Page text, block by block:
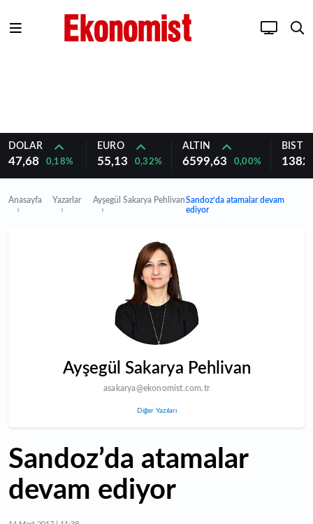
DOLAR
47,68 0,18%
EURO
55,13 0,32%
ALTIN
6599,63 0,00%
BIST
Anasayfa Yazarlar Ayşegül Sakarya PehlivanSandoz’da atamalar devam
ediyor
Ayşegül Sakarya Pehlivan
asakarya@ekonomist.com.tr
Diğer Yazıları
Sandoz’da atamalar
devam ediyor